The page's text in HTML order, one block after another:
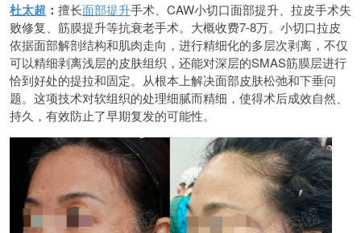
杜太超 ： 擅长面部提升手术、CAW小切口面部提升、拉皮手术失
败修复、筋膜提升等抗衰老手术。大概收费7-8万。小切口拉皮
依据面部解剖结构和肌肉走向，进行精细化的多层次剥离，不仅
可以精细剥离浅层的皮肤组织，还能对深层的SMAS筋膜层进行
恰到好处的提拉和固定。从根本上解决面部皮肤松弛和下垂问
题。这项技术对软组织的处理细腻而精细，使得术后成效自然、
持久，有效防止了早期复发的可能性。